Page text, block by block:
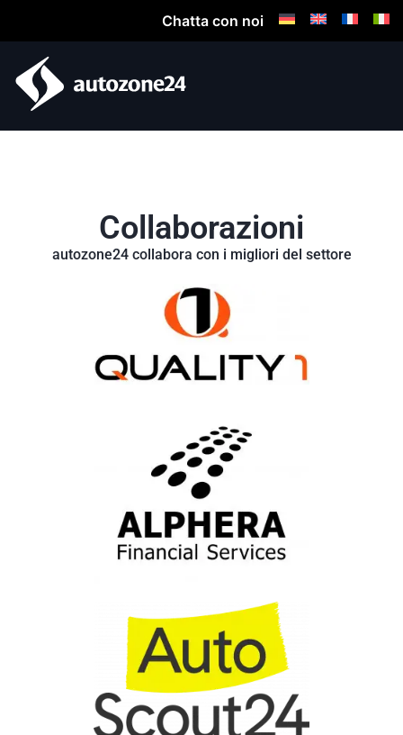
Chatta con noi
Collaborazioni
autozone24 collabora con i migliori del settore